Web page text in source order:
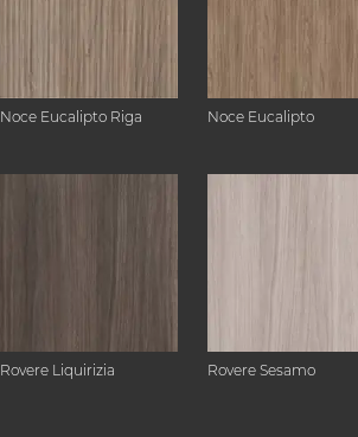
Noce Eucalipto Riga Noce Eucalipto
Rovere Liquirizia Rovere Sesamo